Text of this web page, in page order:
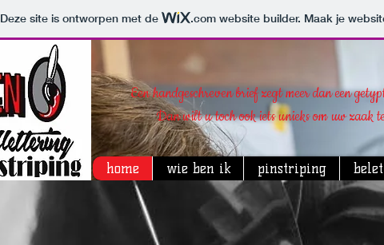
Deze site is ontworpen met de .com website builder. Maak je
home wie ben ik pinstriping
Een handgeschreven brief zegt meer dan een
Dan wilt u toch ook iets unieks om uw zaak te